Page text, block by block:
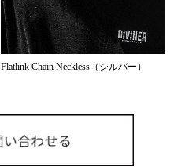
Flatlink Chain Neckless（シルバー）